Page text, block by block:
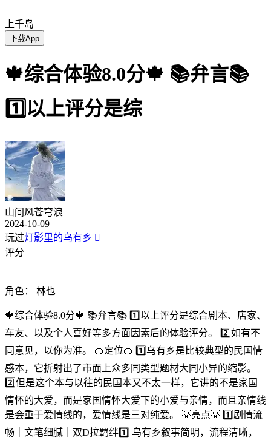
上千岛
下载App
🍁综合体验8.0分🍁 📚弁言📚
1️⃣以上评分是综
山间风苍穹浪
2024-10-09
玩过灯影里的乌有乡 
评分
角色： 林也
🍁综合体验8.0分🍁 📚弁言📚 1️⃣以上评分是综合剧本、店家、
车友、以及个人喜好等多方面因素后的体验评分。 2️⃣如有不
同意见，以你为准。 🍊定位🍊 1️⃣乌有乡是比较典型的民国情
感本，它折射出了市面上众多同类型题材大同小异的缩影。
2️⃣但是这个本与以往的民国本又不太一样，它讲的不是家国
情怀的大爱，而是家国情怀大爱下的小爱与亲情，而且亲情线
是会重于爱情线的，爱情线是三对纯爱。 💡亮点💡 1️⃣剧情流
畅｜文笔细腻｜双D拉羁绊1️⃣ 乌有乡叙事简明，流程清晰，